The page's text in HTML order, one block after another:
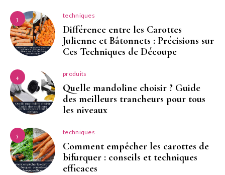
3 techniques
Différence entre les Carottes
Julienne et Bâtonnets : Précisions sur
Ces Techniques de Découpe
4 produits
Quelle mandoline choisir ? Guide
des meilleurs trancheurs pour tous
les niveaux
5 techniques
Comment empêcher les carottes de
bifurquer : conseils et techniques
efficaces